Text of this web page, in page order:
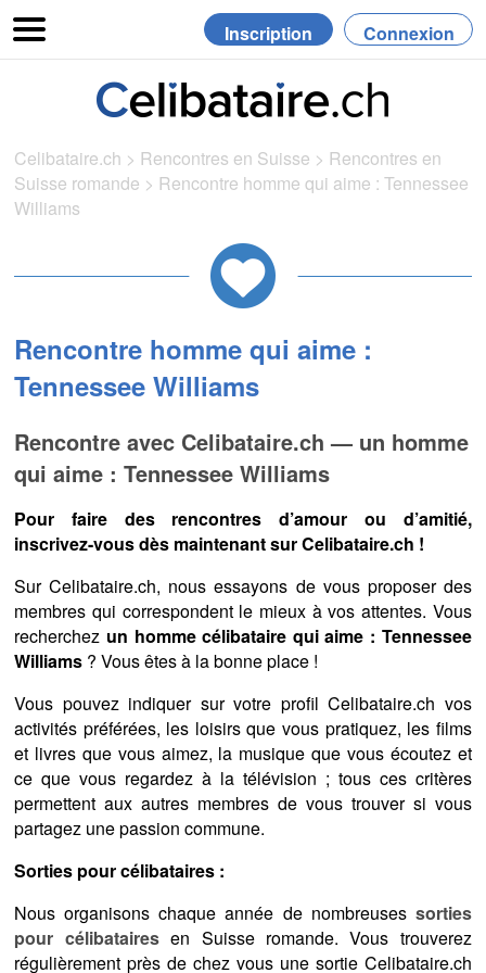
Inscription Connexion
Celibataire.ch > Rencontres en Suisse > Rencontres en
Suisse romande > Rencontre homme qui aime : Tennessee
Williams
Rencontre homme qui aime :
Tennessee Williams
Rencontre avec Celibataire.ch — un homme
qui aime : Tennessee Williams
Pour faire des rencontres d’amour ou d’amitié,
inscrivez-vous dès maintenant sur Celibataire.ch !
Sur Celibataire.ch, nous essayons de vous proposer des
membres qui correspondent le mieux à vos attentes. Vous
recherchez un homme célibataire qui aime : Tennessee
Williams ? Vous êtes à la bonne place !
Vous pouvez indiquer sur votre profil Celibataire.ch vos
activités préférées, les loisirs que vous pratiquez, les films
et livres que vous aimez, la musique que vous écoutez et
ce que vous regardez à la télévision ; tous ces critères
permettent aux autres membres de vous trouver si vous
partagez une passion commune.
Sorties pour célibataires :
Nous organisons chaque année de nombreuses sorties
pour célibatairesen Suisse romande. Vous trouverez
régulièrement près de chez vous une sortie Celibataire.ch